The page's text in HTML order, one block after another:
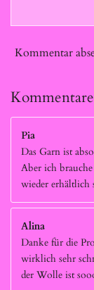
Kommentar
Kommentare
Pia
Das Garn ist
Aber ich
wieder erhältlich
Alina
Danke für die
wirklich sehr
der Wolle ist